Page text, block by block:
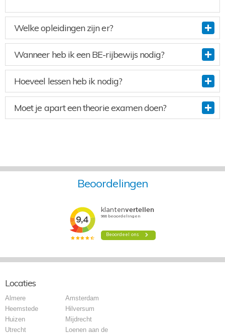
Welke opleidingen zijn er?
Wanneer heb ik een BE-rijbewijs nodig?
Hoeveel lessen heb ik nodig?
Moet je apart een theorie examen doen?
Beoordelingen
Locaties
Almere
Amsterdam
Heemstede
Hilversum
Huizen
Mijdrecht
Utrecht
Loenen aan de